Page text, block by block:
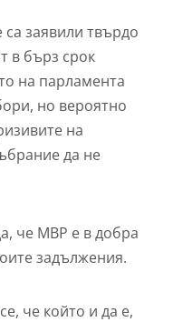
заявили твърдо
в бърз срок
на парламента
но вероятно
на
да не
че МВР е в добра
задължения.
че който и да е,